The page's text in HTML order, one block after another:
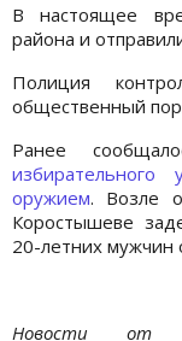
В настоящее
района и
Полиция
общественный
Ранее
оружием. Возле
Коростышеве
20-летних мужчин
Новости от